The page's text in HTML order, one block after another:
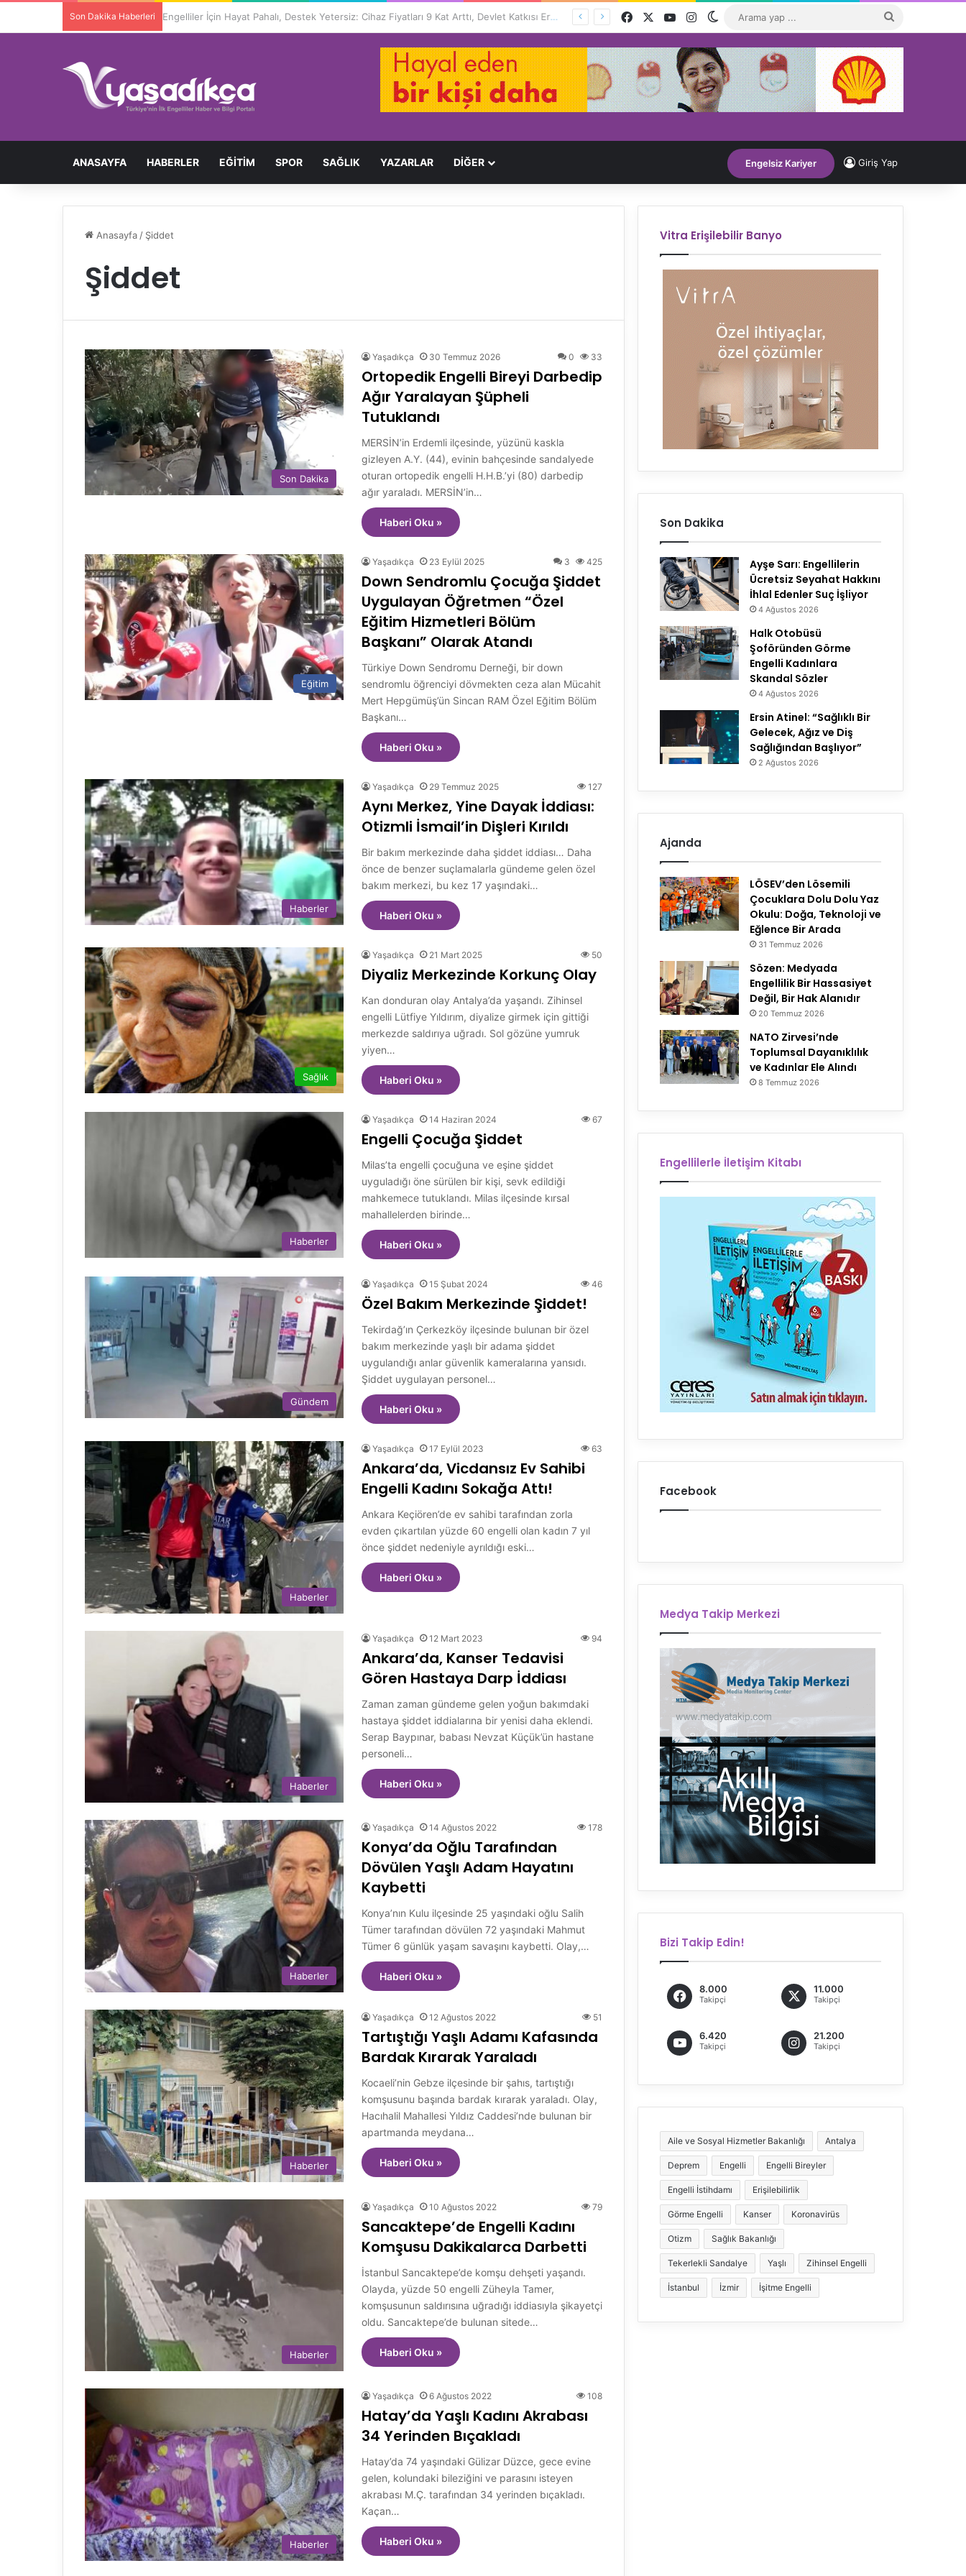
Son Dakika Haberleri Facebook YouTubeInstagramDış görünümü değiştir
...
ANASAYFA HABERLER EĞITIM SPOR SAĞLIK YAZARLAR DİĞER Engelsiz Kariyer Giriş Yap
Anasayfa / Şiddet
Şiddet
Son Dakika
Yaşadıkça 30 Temmuz 2026 0 33
Ortopedik Engelli Bireyi Darbedip
Ağır Yaralayan Şüpheli
Tutuklandı
MERSİN’in Erdemli ilçesinde, yüzünü kaskla
gizleyen A.Y. (44), evinin bahçesinde sandalyede
oturan ortopedik engelli H.H.B.’yi (80) darbedip
ağır yaraladı. MERSİN’in…
Haberi Oku »
Eğitim
Yaşadıkça 23 Eylül 2025 3 425
Down Sendromlu Çocuğa Şiddet
Uygulayan Öğretmen “Özel
Eğitim Hizmetleri Bölüm
Başkanı” Olarak Atandı
Türkiye Down Sendromu Derneği, bir down
sendromlu öğrenciyi dövmekten ceza alan Mücahit
Mert Hepgümüş’ün Sincan RAM Özel Eğitim Bölüm
Başkanı…
Haberi Oku »
Haberler
Yaşadıkça 29 Temmuz 2025 127
Aynı Merkez, Yine Dayak İddiası:
Otizmli İsmail’in Dişleri Kırıldı
Bir bakım merkezinde daha şiddet iddiası… Daha
önce de benzer suçlamalarla gündeme gelen özel
bakım merkezi, bu kez 17 yaşındaki…
Haberi Oku »
Sağlık
Yaşadıkça 21 Mart 2025 50
Diyaliz Merkezinde Korkunç Olay
Kan donduran olay Antalya’da yaşandı. Zihinsel
engelli Lütfiye Yıldırım, diyalize girmek için gittiği
merkezde saldırıya uğradı. Sol gözüne yumruk
yiyen…
Haberi Oku »
Haberler
Yaşadıkça 14 Haziran 2024 67
Engelli Çocuğa Şiddet
Milas’ta engelli çocuğuna ve eşine şiddet
uyguladığı öne sürülen bir kişi, sevk edildiği
mahkemece tutuklandı. Milas ilçesinde kırsal
mahallelerden birinde…
Haberi Oku »
Gündem
Yaşadıkça 15 Şubat 2024 46
Özel Bakım Merkezinde Şiddet!
Tekirdağ’ın Çerkezköy ilçesinde bulunan bir özel
bakım merkezinde yaşlı bir adama şiddet
uygulandığı anlar güvenlik kameralarına yansıdı.
Şiddet uygulayan personel…
Haberi Oku »
Haberler
Yaşadıkça 17 Eylül 2023 63
Ankara’da, Vicdansız Ev Sahibi
Engelli Kadını Sokağa Attı!
Ankara Keçiören’de ev sahibi tarafından zorla
evden çıkartılan yüzde 60 engelli olan kadın 7 yıl
önce şiddet nedeniyle ayrıldığı eski…
Haberi Oku »
Haberler
Yaşadıkça 12 Mart 2023 94
Ankara’da, Kanser Tedavisi
Gören Hastaya Darp İddiası
Zaman zaman gündeme gelen yoğun bakımdaki
hastaya şiddet iddialarına bir yenisi daha eklendi.
Serap Baypınar, babası Nevzat Küçük’ün hastane
personeli…
Haberi Oku »
Haberler
Yaşadıkça 14 Ağustos 2022 178
Konya’da Oğlu Tarafından
Dövülen Yaşlı Adam Hayatını
Kaybetti
Konya’nın Kulu ilçesinde 25 yaşındaki oğlu Salih
Tümer tarafından dövülen 72 yaşındaki Mahmut
Tümer 6 günlük yaşam savaşını kaybetti. Olay,…
Haberi Oku »
Haberler
Yaşadıkça 12 Ağustos 2022 51
Tartıştığı Yaşlı Adamı Kafasında
Bardak Kırarak Yaraladı
Kocaeli’nin Gebze ilçesinde bir şahıs, tartıştığı
komşusunu başında bardak kırarak yaraladı. Olay,
Hacıhalil Mahallesi Yıldız Caddesi’nde bulunan bir
apartmanda meydana…
Haberi Oku »
Haberler
Yaşadıkça 10 Ağustos 2022 79
Sancaktepe’de Engelli Kadını
Komşusu Dakikalarca Darbetti
İstanbul Sancaktepe’de komşu dehşeti yaşandı.
Olayda, yüzde 50 engelli Züheyla Tamer,
komşusunun saldırısına uğradığı iddiasıyla şikayetçi
oldu. Sancaktepe’de bulunan sitede…
Haberi Oku »
Haberler
Yaşadıkça 6 Ağustos 2022 108
Hatay’da Yaşlı Kadını Akrabası
34 Yerinden Bıçakladı
Hatay’da 74 yaşındaki Gülizar Düzce, gece evine
gelen, kolundaki bileziğini ve parasını isteyen
akrabası M.Ç. tarafından 34 yerinden bıçakladı.
Kaçan…
Haberi Oku »
Vitra Erişilebilir Banyo
Son Dakika
Ayşe Sarı: Engellilerin
Ücretsiz Seyahat Hakkını
İhlal Edenler Suç İşliyor
4 Ağustos 2026
Halk Otobüsü
Şoföründen Görme
Engelli Kadınlara
Skandal Sözler
4 Ağustos 2026
Ersin Atinel: “Sağlıklı Bir
Gelecek, Ağız ve Diş
Sağlığından Başlıyor”
2 Ağustos 2026
Ajanda
LÖSEV’den Lösemili
Çocuklara Dolu Dolu Yaz
Okulu: Doğa, Teknoloji ve
Eğlence Bir Arada
31 Temmuz 2026
Sözen: Medyada
Engellilik Bir Hassasiyet
Değil, Bir Hak Alanıdır
20 Temmuz 2026
NATO Zirvesi’nde
Toplumsal Dayanıklılık
ve Kadınlar Ele Alındı
8 Temmuz 2026
Engellilerle İletişim Kitabı
Facebook
Medya Takip Merkezi
Bizi Takip Edin!
8.000
Takipçi
11.000
Takipçi
6.420
Takipçi
21.200
Takipçi
Aile ve Sosyal Hizmetler Bakanlığı Antalya
Deprem Engelli Engelli Bireyler
Engelli İstihdamı Erişilebilirlik
Görme Engelli Kanser Koronavirüs
Otizm Sağlık Bakanlığı
Tekerlekli Sandalye Yaşlı Zihinsel Engelli
İstanbul İzmir İşitme Engelli